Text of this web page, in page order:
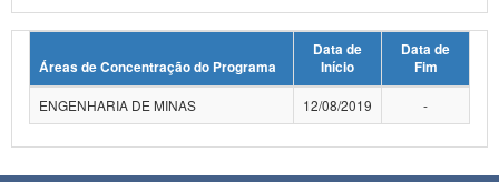
Áreas de Concentração do Programa
Data de
Início
Data de
Fim
ENGENHARIA DE MINAS
12/08/2019 -